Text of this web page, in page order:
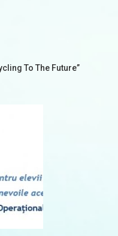
To The Future”